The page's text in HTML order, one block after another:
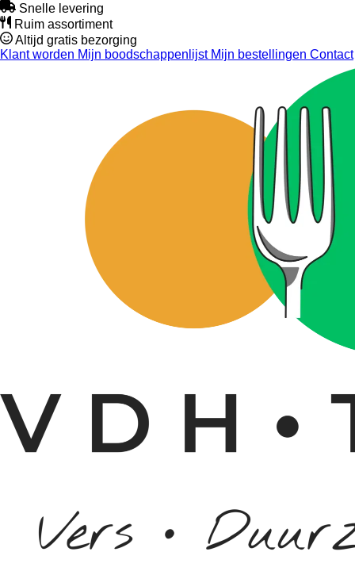
Snelle levering
Ruim assortiment
Altijd gratis bezorging
Klant worden Mijn boodschappenlijstMijn bestellingen Contact